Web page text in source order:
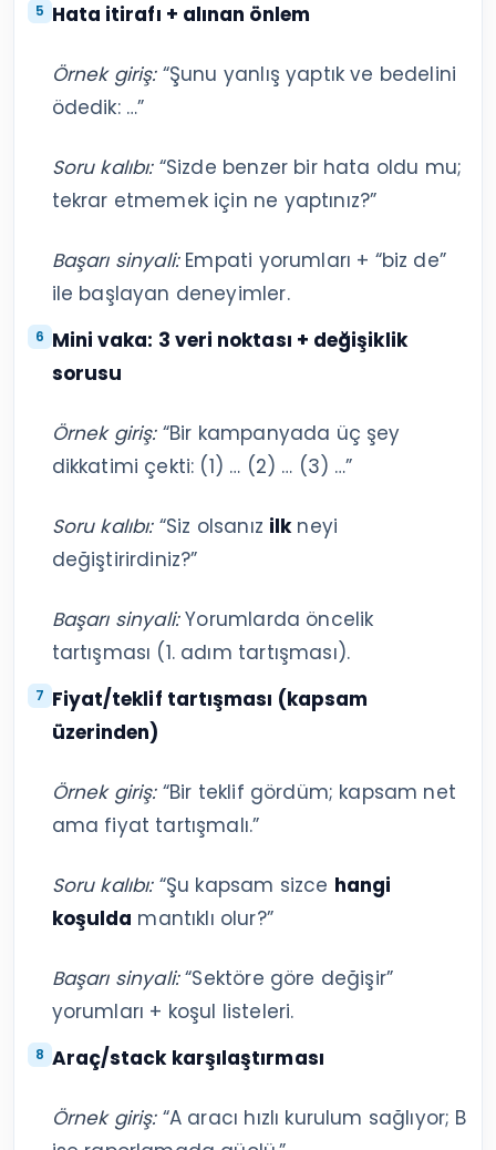
Hata itirafı + alınan önlem
Örnek giriş:“Şunu yanlış yaptık ve bedelini
ödedik: …”
Soru kalıbı:“Sizde benzer bir hata oldu mu;
tekrar etmemek için ne yaptınız?”
Başarı sinyali:Empati yorumları + “biz de”
ile başlayan deneyimler.
Mini vaka: 3 veri noktası + değişiklik
sorusu
Örnek giriş:“Bir kampanyada üç şey
dikkatimi çekti: (1) … (2) … (3) …”
Soru kalıbı:“Siz olsanız ilkneyi
değiştirirdiniz?”
Başarı sinyali:Yorumlarda öncelik
tartışması (1. adım tartışması).
Fiyat/teklif tartışması (kapsam
üzerinden)
Örnek giriş:“Bir teklif gördüm; kapsam net
ama fiyat tartışmalı.”
Soru kalıbı:“Şu kapsam sizce hangi
koşulda mantıklı olur?”
Başarı sinyali:“Sektöre göre değişir”
yorumları + koşul listeleri.
Araç/stack karşılaştırması
Örnek giriş:“A aracı hızlı kurulum sağlıyor; B